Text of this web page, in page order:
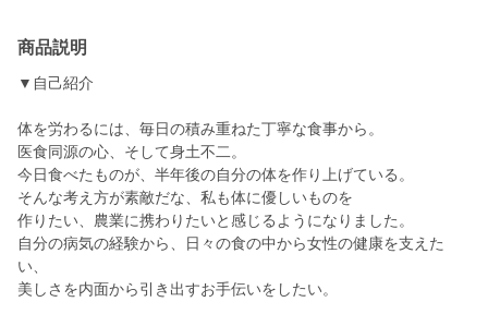
商品説明
▼自己紹介
体を労わるには、毎日の積み重ねた丁寧な食事から。
医食同源の心、そして身土不二。
今日食べたものが、半年後の自分の体を作り上げている。
そんな考え方が素敵だな、私も体に優しいものを
作りたい、農業に携わりたいと感じるようになりました。
自分の病気の経験から、日々の食の中から女性の健康を支えた
い、
美しさを内面から引き出すお手伝いをしたい。